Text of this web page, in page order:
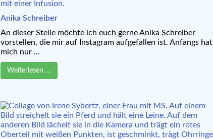
Anika Schreiber
An dieser Stelle möchte ich euch gerne Anika Schreiber
vorstellen, die mir auf Instagram aufgefallen ist. Anfangs hat
mich nur ...
Weiterlesen …